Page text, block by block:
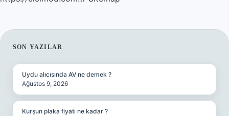
SIDEBAR
SON YAZILAR
Uydu alıcısında AV ne demek ?
Ağustos 9, 2026
Kurşun plaka fiyatı ne kadar ?